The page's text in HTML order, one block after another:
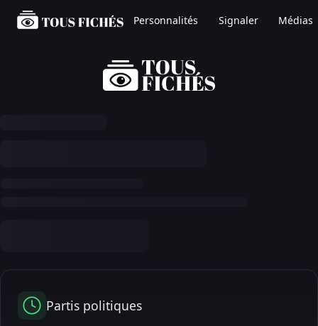
Personnalités Signaler Médias
Partis politiques